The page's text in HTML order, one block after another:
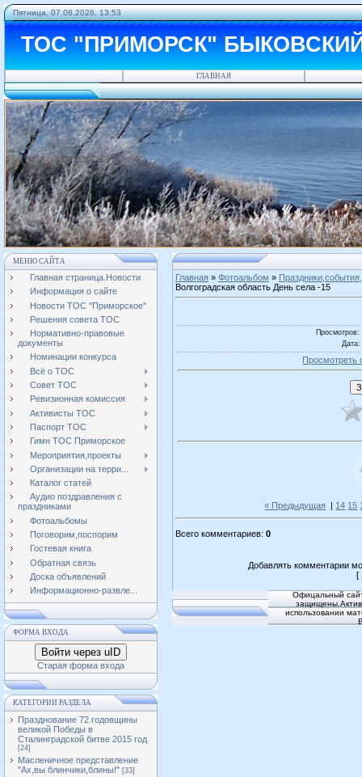
Пятница, 07.08.2026, 13:53
ТОС "ПРИМОРСК"
ГЛАВНАЯ
МЕНЮ САЙТА
Главная страница.Новости
Информация о сайте
Новости ТОС "Приморское"
Решения совета ТОС
Нормативно-правовые
документы
Номинации конкурса
Всё о ТОС
Совет ТОС
Ревизионная комиссия
Активисты ТОС
Паспорт ТОС
Гимн ТОС Приморское
Мероприятия,проекты
Организации на терри...
Каталог статей
Аудио поздравления с
праздниками
Фотоальбомы
Поговорим,поспорим
Гостевая книга
Обратная связь
Доска объявлений
Информационно-развле...
ФОРМА ВХОДА
Войти через uID
Старая форма входа
КАТЕГОРИИ РАЗДЕЛА
Празднование 72 годовщины
великой Победы в
Сталинградской битве 2015 год
[24]
Масленичное представление
"Ах,вы блинчики,блины!" [33]
Главная » Фотоальбом »
Волгоградская область День села -15
Просмотров:
Дата:
Просмотреть
« Предыдущая | 14 15
Всего комментариев: 0
Добавлять комментарии
[
Офицальный
использовании